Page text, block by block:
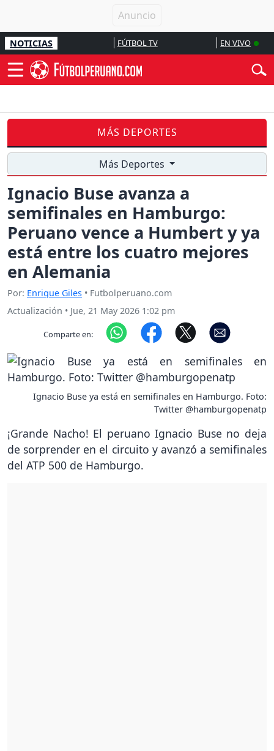
NOTICIAS FÚTBOL TV EN VIVO
MÁS DEPORTES
Más Deportes
Ignacio Buse avanza a
semifinales en Hamburgo:
Peruano vence a Humbert y ya
está entre los cuatro mejores
en Alemania
Por: Enrique Giles • Futbolperuano.com
Actualización • Jue, 21 May 2026 1:02 pm
Comparte en:
Ignacio Buse ya está en semifinales en Hamburgo. Foto:
Twitter @hamburgopenatp
¡Grande Nacho! El peruano Ignacio Buse no deja
de sorprender en el circuito y avanzó a semifinales
del ATP 500 de Hamburgo.